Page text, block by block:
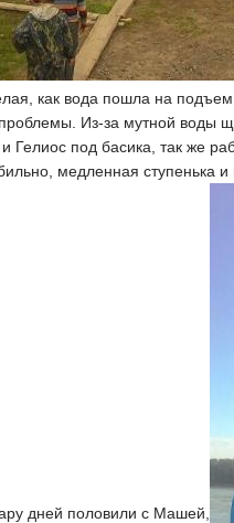
как вода пошла на
Из-за мутной воды
Гелиос под басика, так же
медленная ступенька
дней половили с Машей,